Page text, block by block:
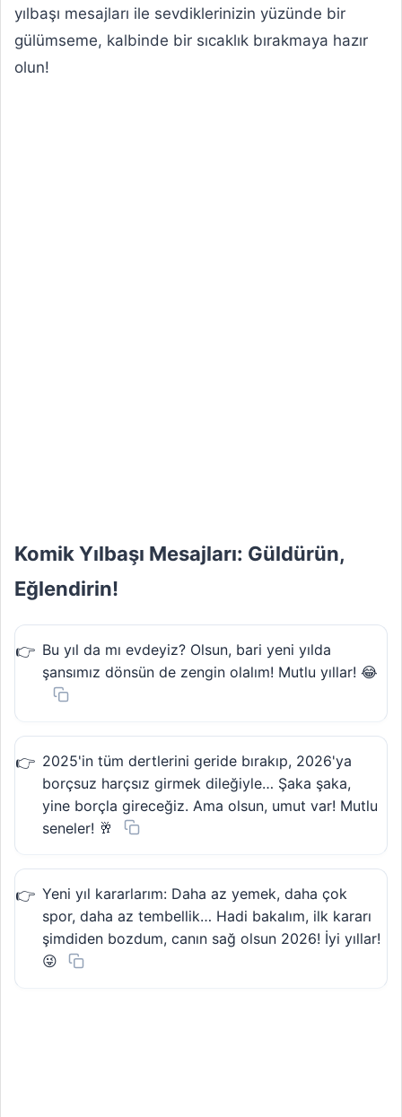
yılbaşı mesajları ile sevdiklerinizin yüzünde bir
gülümseme, kalbinde bir sıcaklık bırakmaya hazır
olun!
Komik Yılbaşı Mesajları: Güldürün,
Eğlendirin!
Bu yıl da mı evdeyiz? Olsun, bari yeni yılda
şansımız dönsün de zengin olalım! Mutlu yıllar! 😂
2025'in tüm dertlerini geride bırakıp, 2026'ya
borçsuz harçsız girmek dileğiyle… Şaka şaka,
yine borçla gireceğiz. Ama olsun, umut var! Mutlu
seneler! 🥂
Yeni yıl kararlarım: Daha az yemek, daha çok
spor, daha az tembellik… Hadi bakalım, ilk kararı
şimdiden bozdum, canın sağ olsun 2026! İyi yıllar!
😜